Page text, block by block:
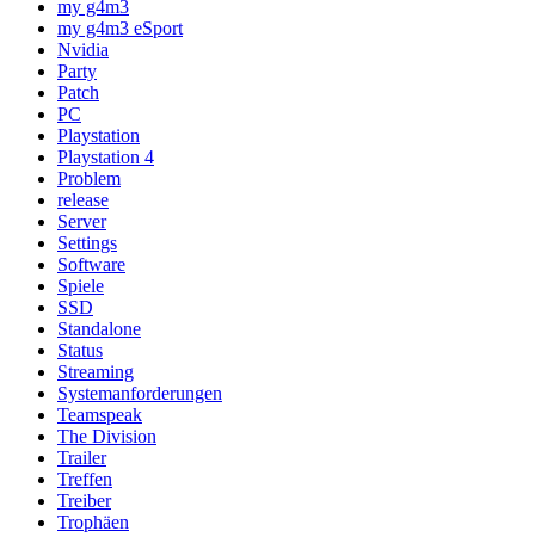
my g4m3
my g4m3 eSport
Nvidia
Party
Patch
PC
Playstation
Playstation 4
Problem
release
Server
Settings
Software
Spiele
SSD
Standalone
Status
Streaming
Systemanforderungen
Teamspeak
The Division
Trailer
Treffen
Treiber
Trophäen